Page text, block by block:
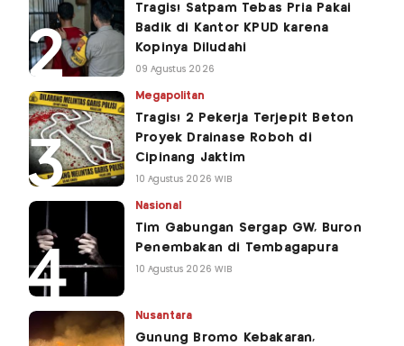
Tragis! Satpam Tebas Pria Pakai
Badik di Kantor KPUD karena
Kopinya Diludahi
09 Agustus 2026
Megapolitan
Tragis! 2 Pekerja Terjepit Beton
Proyek Drainase Roboh di
Cipinang Jaktim
10 Agustus 2026 WIB
Nasional
Tim Gabungan Sergap GW, Buron
Penembakan di Tembagapura
10 Agustus 2026 WIB
Nusantara
Gunung Bromo Kebakaran,